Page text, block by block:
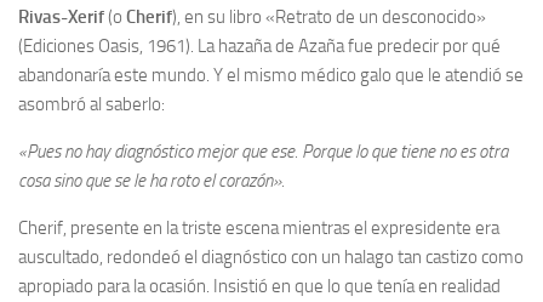
Publicaciones destacadas de nuestra hemeroteca
Tienda
Rivas-Xerif(o Cherif), en su libro «Retrato de un desconocido»
(Ediciones Oasis, 1961). La hazaña de Azaña fue predecir por qué
abandonaría este mundo. Y el mismo médico galo que le atendió se
asombró al saberlo:
«Pues no hay diagnóstico mejor que ese. Porque lo que tiene no es otra
cosa sino que se le ha roto el corazón».
Cherif, presente en la triste escena mientras el expresidente era
auscultado, redondeó el diagnóstico con un halago tan castizo como
apropiado para la ocasión. Insistió en que lo que tenía en realidad